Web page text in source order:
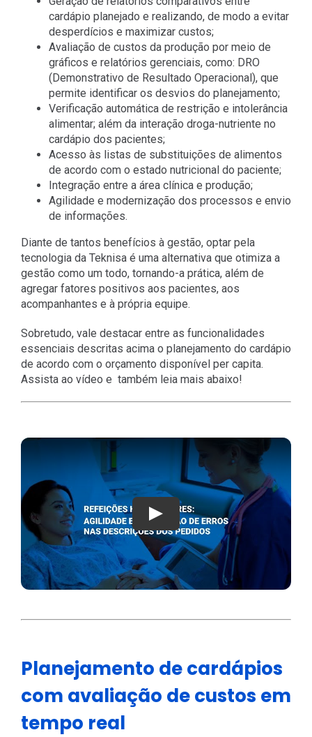
cardápio planejado e realizando, de modo a evitar
desperdícios e maximizar custos;
Avaliação de custos da produção por meio de
gráficos e relatórios gerenciais, como: DRO
(Demonstrativo de Resultado Operacional), que
permite identificar os desvios do planejamento;
Verificação automática de restrição e intolerância
alimentar; além da interação droga-nutriente no
cardápio dos pacientes;
Acesso às listas de substituições de alimentos
de acordo com o estado nutricional do paciente;
Integração entre a área clínica e produção;
Agilidade e modernização dos processos e envio
de informações.
Diante de tantos benefícios à gestão, optar pela
tecnologia da Teknisa é uma alternativa que otimiza a
gestão como um todo, tornando-a prática, além de
agregar fatores positivos aos pacientes, aos
acompanhantes e à própria equipe.
Sobretudo, vale destacar entre as funcionalidades
essenciais descritas acima o planejamento do cardápio
de acordo com o orçamento disponível per capita.
Assista ao vídeo e também leia mais abaixo!
Play
Planejamento de cardápios
com avaliação de custos em
tempo real